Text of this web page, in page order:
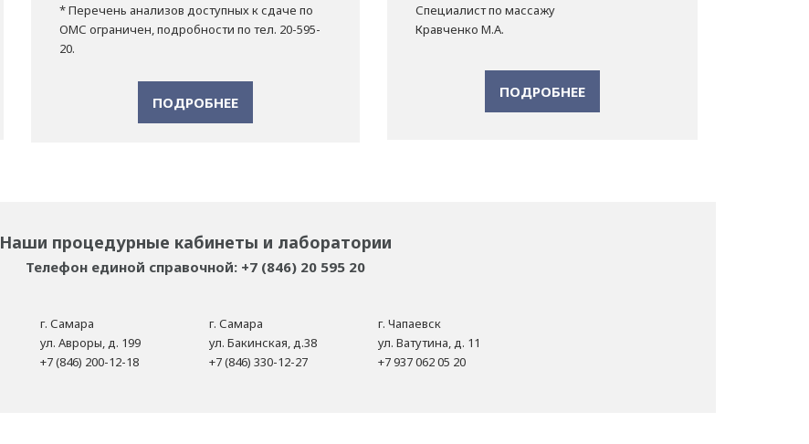
* Перечень анализов доступных к сдаче по
ОМС ограничен, подробности по тел. 20-595-
20.
ПОДРОБНЕЕ
Специалист по массажу
Кравченко М.А.
ПОДРОБНЕЕ
Наши процедурные кабинеты и лаборатории
Телефон единой справочной: +7 (846) 20 595 20
г. Самара
ул. Авроры, д. 199
+7 (846) 200-12-18
г. Самара
ул. Бакинская, д.38
+7 (846) 330-12-27
г. Чапаевск
ул. Ватутина, д. 11
+7 937 062 05 20